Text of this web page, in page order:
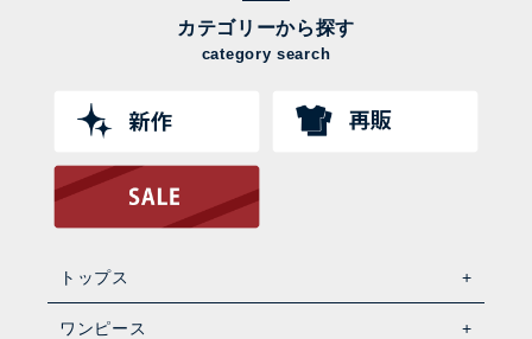
カテゴリーから探す
category search
トップス
ワンピース